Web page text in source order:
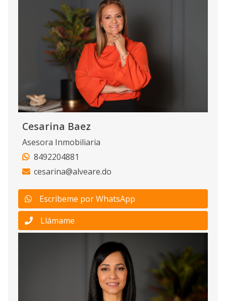
Cesarina Baez
Asesora Inmobiliaria
8492204881
cesarina@alveare.do
Escribeme por WhatsApp
Llámame